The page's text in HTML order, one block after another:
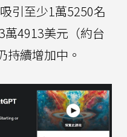
引至少1萬5250名
萬4913美元（約台
持續增加中。